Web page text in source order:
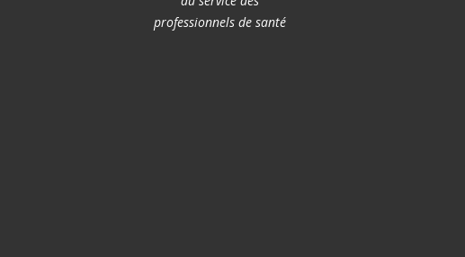
professionnels de santé